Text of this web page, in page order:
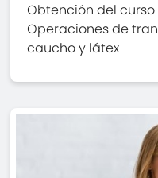
Obtención del
Operaciones de
caucho y látex